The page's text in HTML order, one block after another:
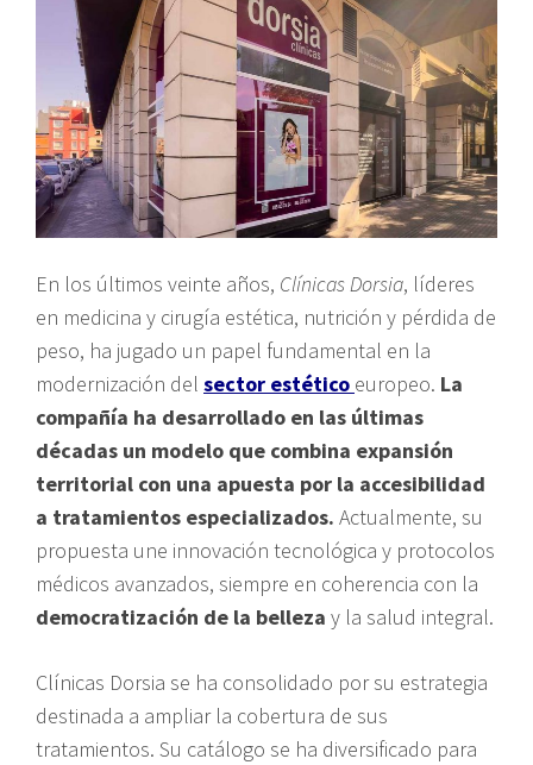
En los últimos veinte años, Clínicas Dorsia, líderes
en medicina y cirugía estética, nutrición y pérdida de
peso, ha jugado un papel fundamental en la
modernización del sector estético europeo. La
compañía ha desarrollado en las últimas
décadas un modelo que combina expansión
territorial con una apuesta por la accesibilidad
a tratamientos especializados. Actualmente, su
propuesta une innovación tecnológica y protocolos
médicos avanzados, siempre en coherencia con la
democratización de la belleza y la salud integral.
Clínicas Dorsia se ha consolidado por su estrategia
destinada a ampliar la cobertura de sus
tratamientos. Su catálogo se ha diversificado para